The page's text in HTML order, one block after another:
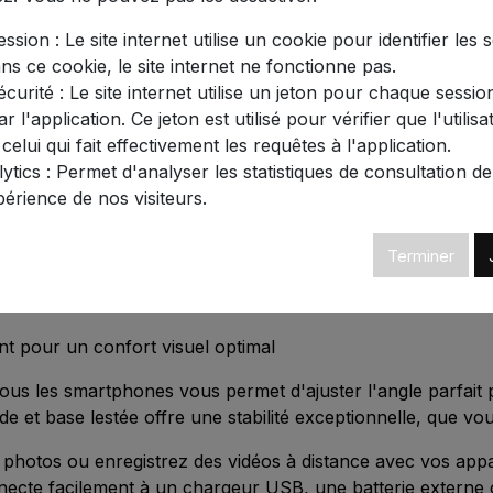
de vos vidéos ! 🌟
(29,2 cm) vous offre une expérience d'éclairage
recherchiez unelumière ASMRapaisante pour vos
s'adapte à toutes vos créations.
Blanc chaud, Jaune chaud)
Jaune, Violet, Cyan)
2800K à 6500K
pour un confort visuel optimal
les smartphones vous permet d'ajuster l'angle parfait
et base lestée offre une stabilité exceptionnelle, que
ou enregistrez des vidéos à distance avec vos
facilement à un chargeur USB, une batterie externe
: Le site internet utilise un cookie pour identifier les
ce cookie, le site internet ne fonctionne pas.
: Le site internet utilise un jeton pour chaque
l'application. Ce jeton est utilisé pour vérifier que
qui fait effectivement les requêtes à l'application.
: Permet d'analyser les statistiques de consultation
de nos visiteurs.
Terminer